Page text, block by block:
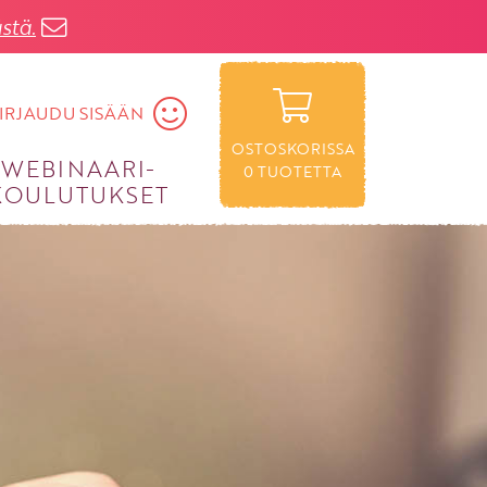
SISÄÄN
WEBINAARI­
OSTOSKORISSA
0TUOTETTA